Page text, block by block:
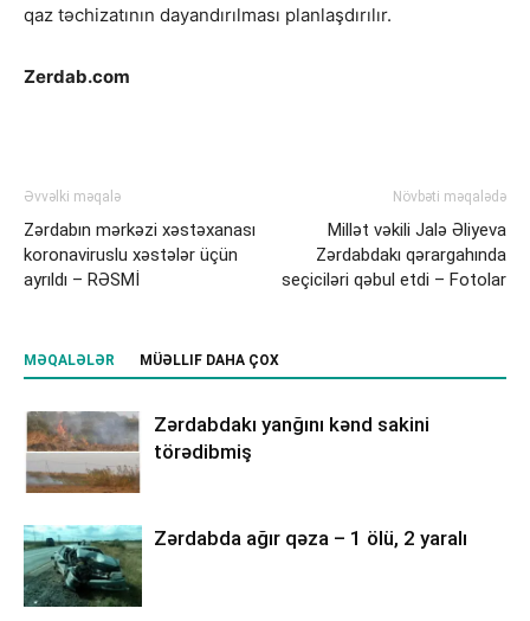
qaz təchizatının dayandırılması planlaşdırılır.
Zerdab.com
Əvvəlki məqalə
Zərdabın mərkəzi xəstəxanası
koronaviruslu xəstələr üçün
ayrıldı – RƏSMİ
Növbəti məqalədə
Millət vəkili Jalə Əliyeva
Zərdabdakı qərargahında
seçiciləri qəbul etdi – Fotolar
MƏQALƏLƏR MÜƏLLIF DAHA ÇOX
Zərdabdakı yanğını kənd sakini
törədibmiş
Zərdabda ağır qəza – 1 ölü, 2 yaralı